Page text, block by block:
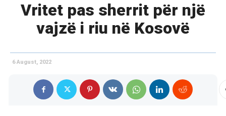
Vritet pas sherrit për një
vajzë i riu në Kosovë
6 August, 2022